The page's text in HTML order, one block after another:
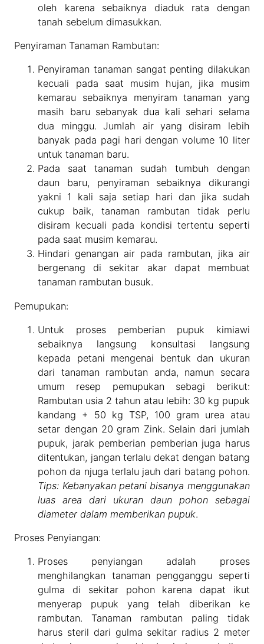
oleh karena sebaiknya diaduk rata dengan
tanah sebelum dimasukkan.
Penyiraman Tanaman Rambutan:
Penyiraman tanaman sangat penting dilakukan
kecuali pada saat musim hujan, jika musim
kemarau sebaiknya menyiram tanaman yang
masih baru sebanyak dua kali sehari selama
dua minggu. Jumlah air yang disiram lebih
banyak pada pagi hari dengan volume 10 liter
untuk tanaman baru.
Pada saat tanaman sudah tumbuh dengan
daun baru, penyiraman sebaiknya dikurangi
yakni 1 kali saja setiap hari dan jika sudah
cukup baik, tanaman rambutan tidak perlu
disiram kecuali pada kondisi tertentu seperti
pada saat musim kemarau.
Hindari genangan air pada rambutan, jika air
bergenang di sekitar akar dapat membuat
tanaman rambutan busuk.
Pemupukan:
Untuk proses pemberian pupuk kimiawi
sebaiknya langsung konsultasi langsung
kepada petani mengenai bentuk dan ukuran
dari tanaman rambutan anda, namun secara
umum resep pemupukan sebagi berikut:
Rambutan usia 2 tahun atau lebih: 30 kg pupuk
kandang + 50 kg TSP, 100 gram urea atau
setar dengan 20 gram Zink. Selain dari jumlah
pupuk, jarak pemberian pemberian juga harus
ditentukan, jangan terlalu dekat dengan batang
pohon da njuga terlalu jauh dari batang pohon.
Tips: Kebanyakan petani bisanya menggunakan
luas area dari ukuran daun pohon sebagai
diameter dalam memberikan pupuk.
Proses Penyiangan:
Proses penyiangan adalah proses
menghilangkan tanaman pengganggu seperti
gulma di sekitar pohon karena dapat ikut
menyerap pupuk yang telah diberikan ke
rambutan. Tanaman rambutan paling tidak
harus steril dari gulma sekitar radius 2 meter